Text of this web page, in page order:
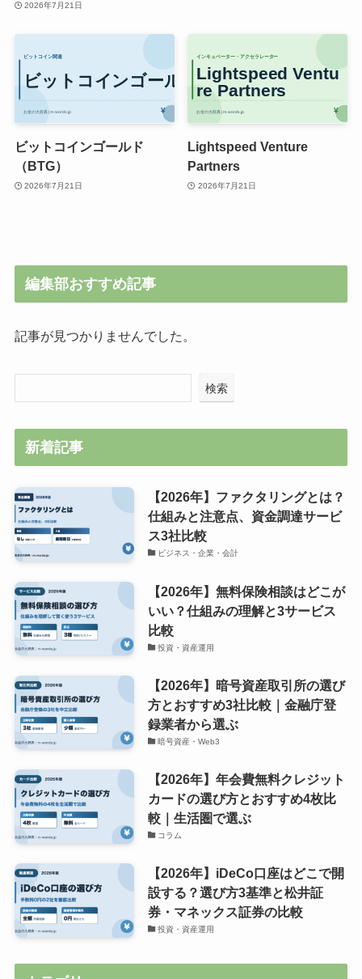
2026年7月21日
ビットコインゴールド
（BTG）
2026年7月21日
Lightspeed Venture
Partners
2026年7月21日
編集部おすすめ記事
記事が見つかりませんでした。
検索
新着記事
【2026年】ファクタリングとは？
仕組みと注意点、資金調達サービ
ス3社比較
ビジネス・企業・会計
【2026年】無料保険相談はどこが
いい？仕組みの理解と3サービス
比較
投資・資産運用
【2026年】暗号資産取引所の選び
方とおすすめ3社比較｜金融庁登
録業者から選ぶ
暗号資産・Web3
【2026年】年会費無料クレジット
カードの選び方とおすすめ4枚比
較｜生活圏で選ぶ
コラム
【2026年】iDeCo口座はどこで開
設する？選び方3基準と松井証
券・マネックス証券の比較
投資・資産運用